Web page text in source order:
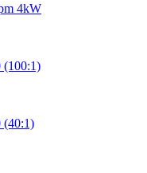
4kW
(40:1)